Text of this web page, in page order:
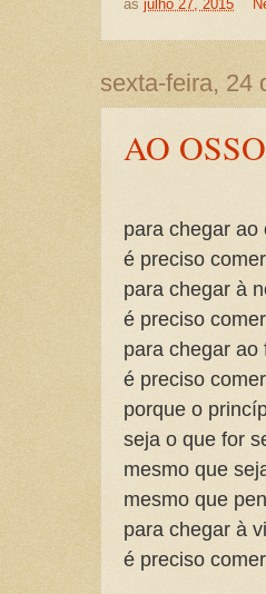
às julho 27, 2015
sexta-feira, 24
AO OSSO
para chegar ao
é preciso
para chegar à
é preciso
para chegar ao
é preciso
porque o
seja o que for
mesmo que
mesmo que
para chegar à
é preciso